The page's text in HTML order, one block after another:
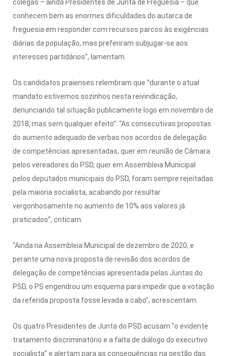
colegas – ainda Presidentes de Junta de Freguesia – que
conhecem bem as enormes dificuldades do autarca de
freguesia em responder com recursos parcos às exigências
diárias da população, mas preferiram subjugar-se aos
interesses partidários”, lamentam.
Os candidatos praienses relembram que “durante o atual
mandato estivemos sozinhos nesta reivindicação,
denunciando tal situação publicamente logo em novembro de
2018, mas sem qualquer efeito”. “As consecutivas propostas
do aumento adequado de verbas nos acordos de delegação
de competências apresentadas, quer em reunião de Câmara
pelos vereadores do PSD, quer em Assembleia Municipal
pelos deputados municipais do PSD, foram sempre rejeitadas
pela maioria socialista, acabando por resultar
vergonhosamente no aumento de 10% aos valores já
praticados”, criticam.
“Ainda na Assembleia Municipal de dezembro de 2020, e
perante uma nova proposta de revisão dos acordos de
delegação de competências apresentada pelas Juntas do
PSD, o PS engendrou um esquema para impedir que a votação
da referida proposta fosse levada a cabo”, acrescentam.
Os quatro Presidentes de Junta do PSD acusam “o evidente
tratamento discriminatório e a falta de diálogo do executivo
socialista” e alertam para as consequências na gestão das